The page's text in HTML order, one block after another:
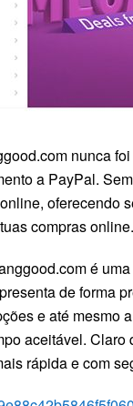
nunca
a PayPal.
oferecendo
compras online.
é
de forma
e até mesmo
aceitável.
rápida e com